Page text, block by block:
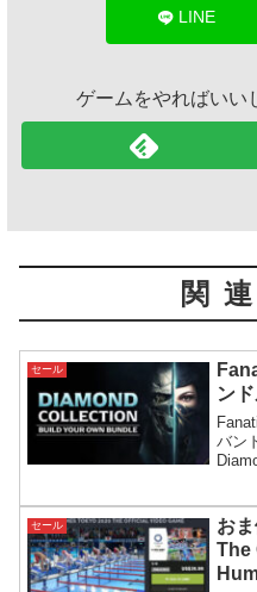
LINE
ゲームをやればいい
関
セール
ン
バン
が
が
す。
セール
お
The